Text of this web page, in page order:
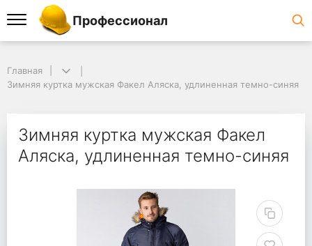
Профессионал
Главная
Зимняя куртка мужская Факел Аляска, удлиненная темно-синяя
Зимняя куртка мужская Факел
Аляска, удлиненная темно-синяя